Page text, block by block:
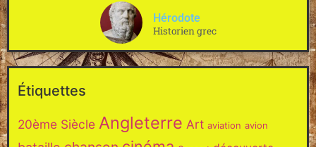
Hérodote
Historien grec
Étiquettes
20ème Siècle Angleterre Art aviation avion